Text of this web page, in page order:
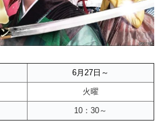
6月27 日～
火曜
10：30～